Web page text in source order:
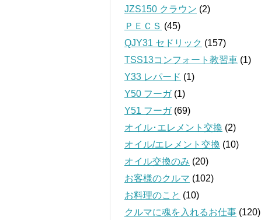
JZS150 クラウン (2)
ＰＥＣＳ (45)
QJY31 セドリック (157)
TSS13コンフォート教習車 (1)
Y33 レパード (1)
Y50 フーガ(1)
Y51 フーガ(69)
オイル･エレメント交換 (2)
オイル/エレメント交換 (10)
オイル交換のみ (20)
お客様のクルマ (102)
お料理のこと (10)
クルマに魂を入れるお仕事 (120)